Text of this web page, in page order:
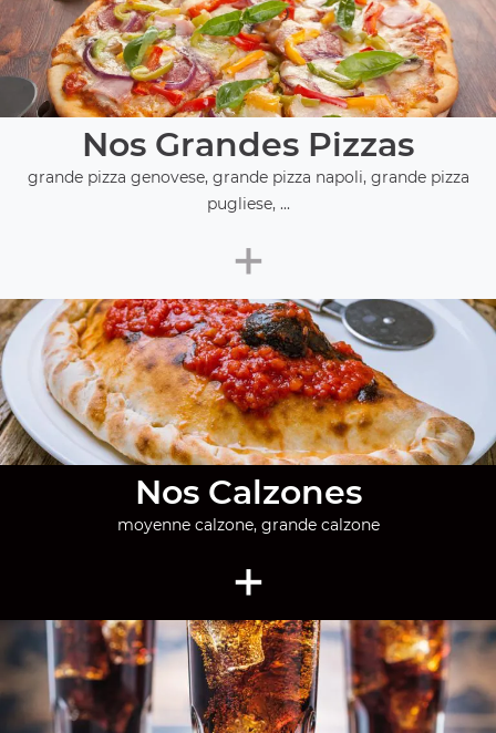
Nos Grandes Pizzas
grande pizza genovese, grande pizza napoli, grande pizza
pugliese, ...
+
Nos Calzones
moyenne calzone, grande calzone
+